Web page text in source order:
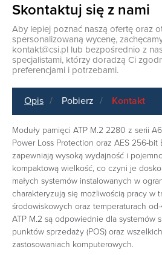
Skontaktuj się z nami
Aby lepiej poznać naszą ofertę oraz
spersonalizowaną wycenę,
kontakt@csi.pl lub bezpośrednio z
specjalistami, którzy doradzą Ci
preferencjami i potrzebami.
Opis Pobierz Kontakt
Moduły pamięci ATP M.2 2280 z serii
Power Loss Protection oraz AES 256-
zapewniają wysoką wydajność i
kompaktową wielkość, co czyni je
małych systemów instalowanych w
charakteryzują się możliwością pracy w
środowiskowych oraz temperaturach
ATP M.2 są odpowiednie dla systemów
punktów sprzedaży (POS) oraz
zastosowaniach komputerowych.